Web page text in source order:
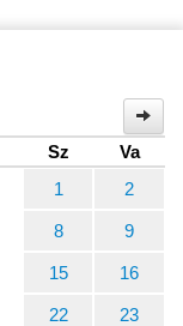
Sz
Va
1
2
8 9
15 16
22 23